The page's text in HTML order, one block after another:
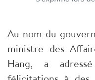
​Au nom du
ministre des
Hang, a